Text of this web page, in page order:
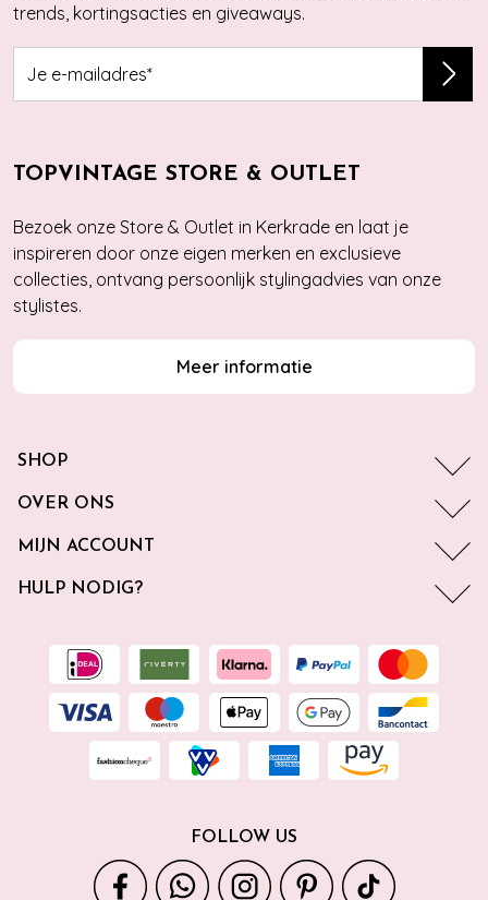
trends, kortingsacties en giveaways.
TOPVINTAGE STORE & OUTLET
Bezoek onze Store & Outlet in Kerkrade en laat je
inspireren door onze eigen merken en exclusieve
collecties, ontvang persoonlijk stylingadvies van onze
stylistes.
Meer informatie
SHOP
OVER ONS
MIJN ACCOUNT
HULP NODIG?
FOLLOW US